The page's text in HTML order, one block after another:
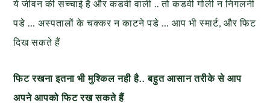
ये जीवन की सच्चाई है और कडवी वाली .. तो कडवी गोली न निगलनी
पडे … अस्पतालों के चक्कर न काटने पडे … आप भी स्मार्ट, और फिट
दिख सकते हैं
फिट रखना इतना भी मुश्किल नही है.. बहुत आसान तरीके से आप
अपने आपको फिट रख सकते हैं